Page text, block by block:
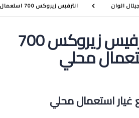
الوان انترفيس زيروكس 700 استعمال محلي
انترفيس زيروكس 700
محلي
استعمال محلي